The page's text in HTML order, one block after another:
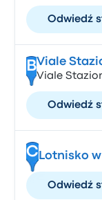
Odwiedź
BViale
Viale
Odwiedź
C Lotnisko
Odwiedź